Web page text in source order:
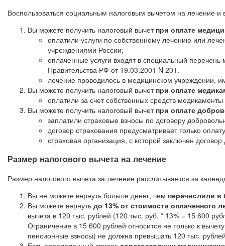
Воспользоваться социальным налоговым вычетом на лечение
Вы можете получить налоговый вычет при оплате
оплатили услуги по собственному лечению или
учреждениями России;
оплаченные услуги входят в специальный
Правительства РФ от 19.03.2001 N 201.
лечение проводилось в медицинском учреждении,
Вы можете получить налоговый вычет при оплате
оплатили за счет собственных средств
Вы можете получить налоговый вычет при оплате
заплатили страховые взносы по договору
договор страхования предусматривает только
страховая организация, с которой заключен
Размер налогового вычета на лечение
Размер налогового вычета за лечение рассчитывается за
Вы не можете вернуть больше денег, чем перечислили в
Вы можете вернуть до 13% от стоимости оплаченного
вычета в 120 тыс. рублей (120 тыс. руб. * 13% = 15 600
Ограничение в 15 600 рублей относится не только к
пенсионные взносы) не должна превышать 120 тыс.